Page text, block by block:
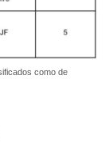
como de